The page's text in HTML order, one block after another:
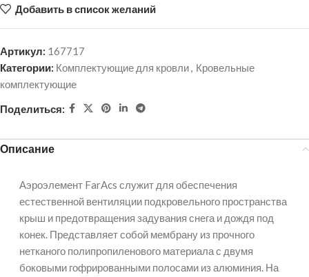
Добавить в список желаний
Артикул: 167717
Категории: Комплектующие для кровли, Кровельные
комплектующие
Поделиться:
Описание
Аэроэлемент FarAcs служит для обеспечения
естественной вентиляции подкровельного пространства
крыш и предотвращения задувания снега и дождя под
конек. Представляет собой мембрану из прочного
нетканого полипропиленового материала с двумя
боковыми гофрированными полосами из алюминия. На